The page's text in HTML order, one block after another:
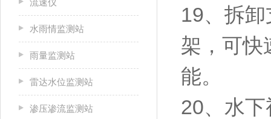
流速仪
水雨情监测站
雨量监测站
雷达水位监测站
渗压渗流监测站
19、拆
架，可快
能。
20、水